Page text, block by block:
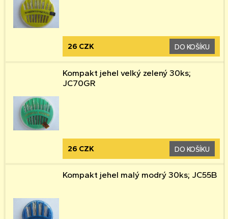
26 CZK DO KOŠÍKU
Kompakt jehel velký zelený 30ks;
JC70GR
26 CZK DO KOŠÍKU
Kompakt jehel malý modrý 30ks; JC55B